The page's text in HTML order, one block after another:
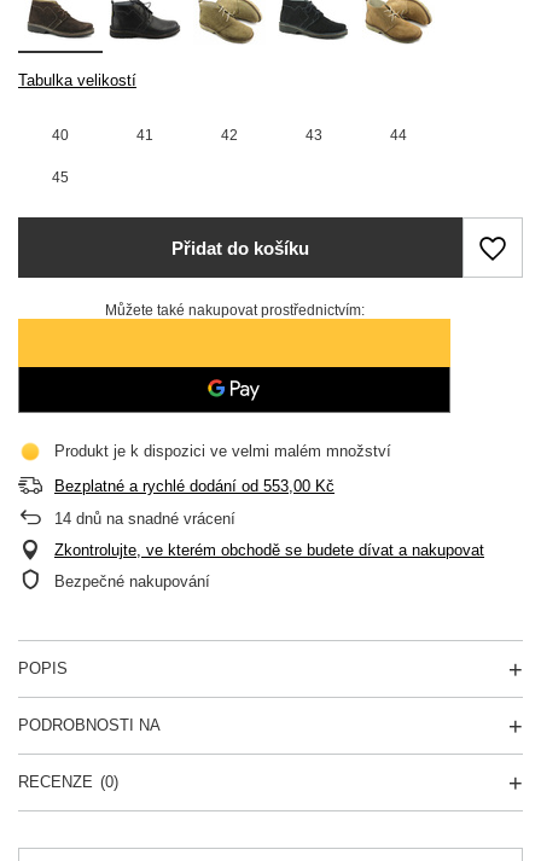
40 41 42 43 44
45
Tabulka velikostí
Přidat do košíku
Můžete také nakupovat prostřednictvím:
Produkt je k dispozici ve velmi malém množství
Bezplatné a rychlé dodání od 553,00 Kč
14 dnů na snadné vrácení
Zkontrolujte, ve kterém obchodě se budete dívat a nakupovat
Bezpečné nakupování
POPIS
PODROBNOSTI NA
RECENZE (0)